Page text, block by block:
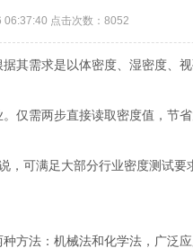
06:37:40 点击次数：8052
需求是以体密度、湿密度、
需两步直接读取密度值，节
满足大部分行业密度测试要
法：机械法和化学法，广泛